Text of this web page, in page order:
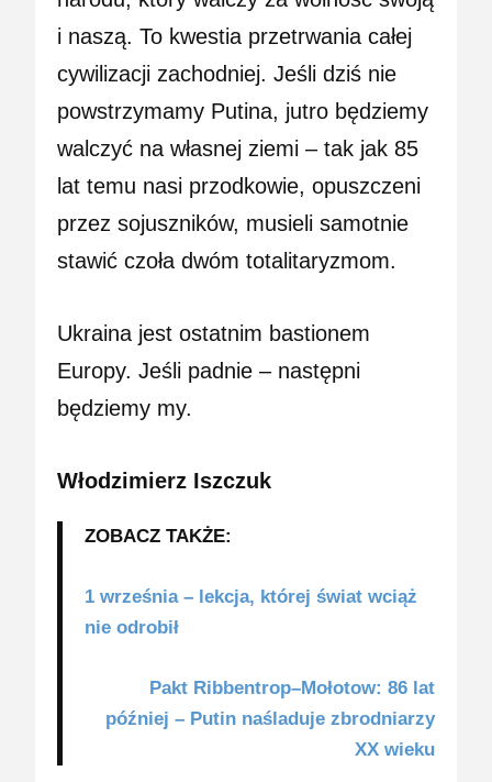
i naszą. To kwestia przetrwania całej
cywilizacji zachodniej. Jeśli dziś nie
powstrzymamy Putina, jutro będziemy
walczyć na własnej ziemi – tak jak 85
lat temu nasi przodkowie, opuszczeni
przez sojuszników, musieli samotnie
stawić czoła dwóm totalitaryzmom.
Ukraina jest ostatnim bastionem
Europy. Jeśli padnie – następni
będziemy my.
Włodzimierz Iszczuk
ZOBACZ TAKŻE:
1 września – lekcja, której świat wciąż
nie odrobił
Pakt Ribbentrop–Mołotow: 86 lat
później – Putin naśladuje zbrodniarzy
XX wieku